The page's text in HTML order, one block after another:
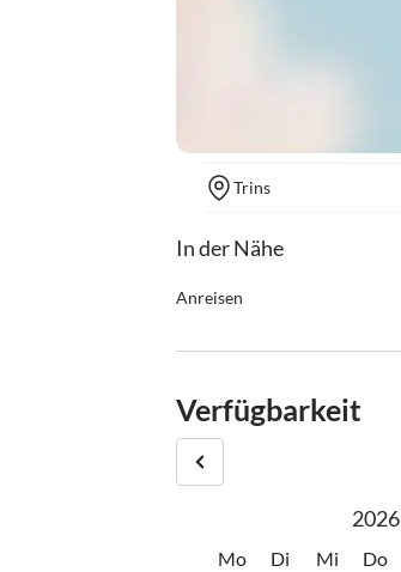
Trins
In der Nähe
Anreisen
Verfügbarkeit
2026
Mo Di Mi Do